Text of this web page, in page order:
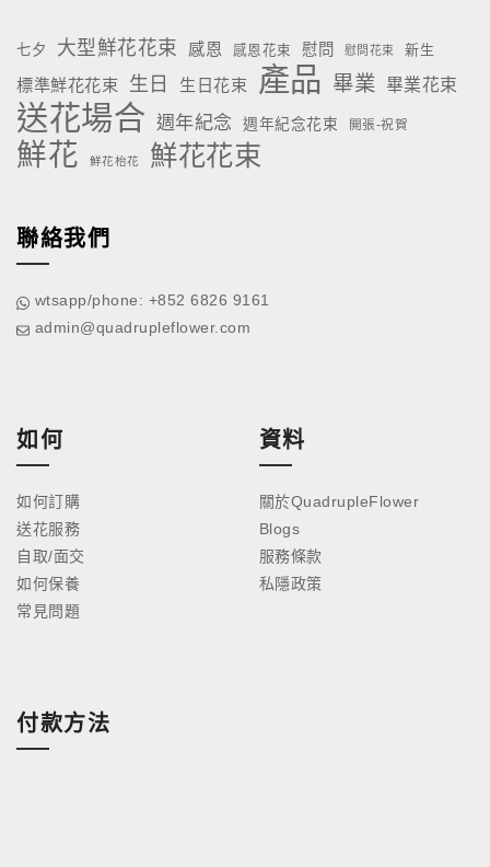
七夕 大型鮮花花束 感恩 感恩花束 慰問 慰問花束 新生
標準鮮花花束 生日 生日花束 產品 畢業 畢業花束
送花場合 週年紀念 週年紀念花束 開張-祝賀
鮮花 鮮花枱花 鮮花花束
聯絡我們
wtsapp/phone: +852 6826 9161
admin@quadrupleflower.com
如何
如何訂購
送花服務
自取/面交
如何保養
常見問題
資料
關於QuadrupleFlower
Blogs
服務條款
私隱政策
付款方法